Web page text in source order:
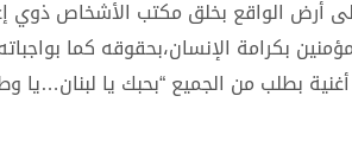
أرض الواقع بخلق مكتب الأشخاص ذوي
بكرامة الإنسان،بحقوقه كما
بطلب من الجميع “بحبك يا لبنان…يا